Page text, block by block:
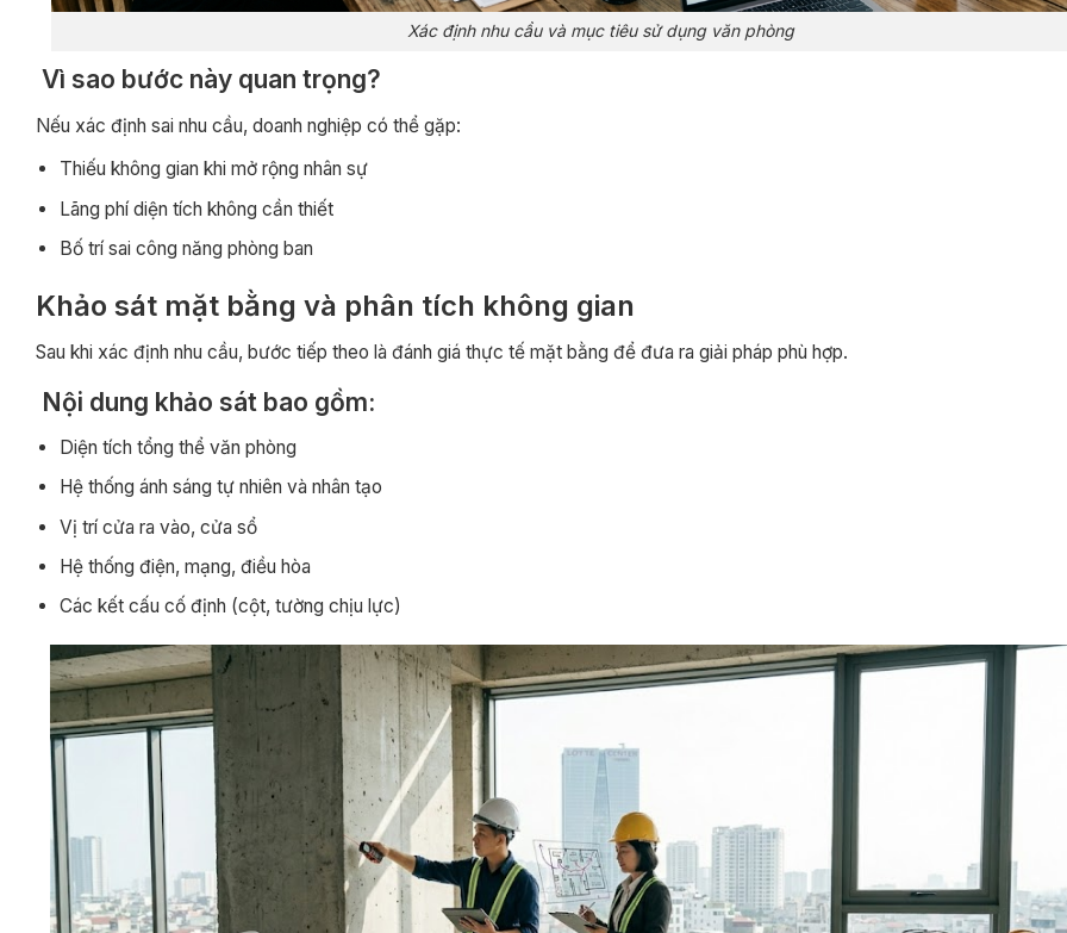
Xác định nhu cầu và mục tiêu sử dụng văn phòng
Vì sao bước này quan trọng?
Nếu xác định sai nhu cầu, doanh nghiệp có thể gặp:
Thiếu không gian khi mở rộng nhân sự
Lãng phí diện tích không cần thiết
Bố trí sai công năng phòng ban
Khảo sát mặt bằng và phân tích không gian
Sau khi xác định nhu cầu, bước tiếp theo là đánh giá thực tế mặt bằng để đưa ra giải pháp phù hợp.
Nội dung khảo sát bao gồm:
Diện tích tổng thể văn phòng
Hệ thống ánh sáng tự nhiên và nhân tạo
Vị trí cửa ra vào, cửa sổ
Hệ thống điện, mạng, điều hòa
Các kết cấu cố định (cột, tường chịu lực)